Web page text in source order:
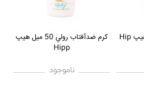
کرم ضدآفتاب رولي 50 ميل هيپ
Hipp
ناموجود